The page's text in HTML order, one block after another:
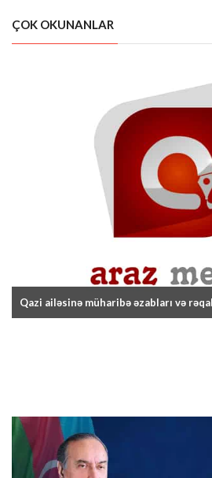
ÇOK OKUNANLAR
Qazi ailəsinə müharibə əzabları və